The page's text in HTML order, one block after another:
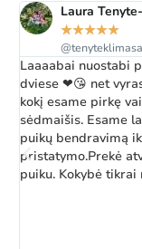
Laura
★★★★★
Laaaabai nuostabi
dviese ❤😘 net
kokį esame pirkę
sėdmaišis. Esame
puikų bendravimą
pristatymo.Prekė
puiku. Kokybė